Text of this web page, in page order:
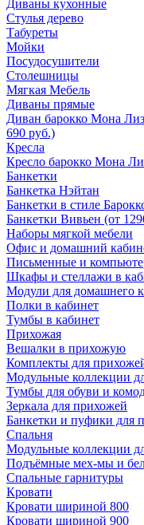
Диваны кухонные
Стулья дерево
Табуреты
Мойки
Посудосушители
Столешницы
Мягкая Мебель
Диваны прямые
Диван барокко Мона
690 руб.)
Кресла
Кресло барокко Мона
Банкетки
Банкетка Нэйтан
Банкетки в стиле
Банкетки Вивьен (от
Наборы мягкой мебели
Офис и домашний
Письменные и
Шкафы и стеллажи в
Модули для домашнего
Полки в кабинет
Тумбы в кабинет
Прихожая
Вешалки в прихожую
Комплекты для
Модульные коллекции
Тумбы для обуви и
Зеркала для прихожей
Банкетки и пуфики для
Спальня
Модульные коллекции
Подъёмные мех-мы и
Спальные гарнитуры
Кровати
Кровати шириной 800
Кровати шириной 900